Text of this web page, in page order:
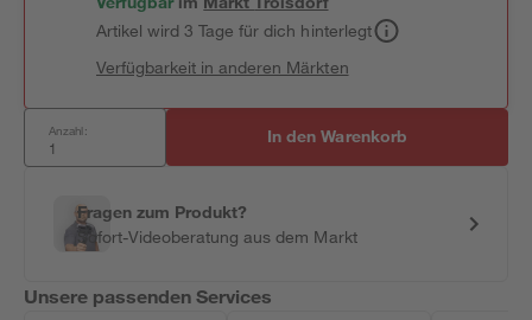
Artikel wird 3 Tage für dich hinterlegt
Verfügbarkeit in anderen Märkten
Anzahl: In den Warenkorb
Fragen zum Produkt?
Sofort-Videoberatung aus dem Markt
Unsere passenden Services